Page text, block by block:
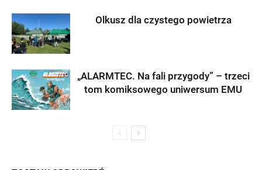
Olkusz dla czystego powietrza
„ALARMTEC. Na fali przygody” – trzeci
tom komiksowego uniwersum EMU